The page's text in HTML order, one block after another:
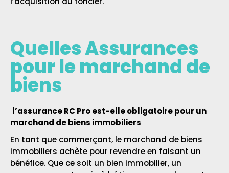
Quelles Assurances
pour le marchand de
biens
l’assurance RC Pro est-elle obligatoire pour un
marchand de biens immobiliers
En tant que commerçant, le marchand de biens
immobiliers achète pour revendre en faisant un
bénéfice. Que ce soit un bien immobilier, un